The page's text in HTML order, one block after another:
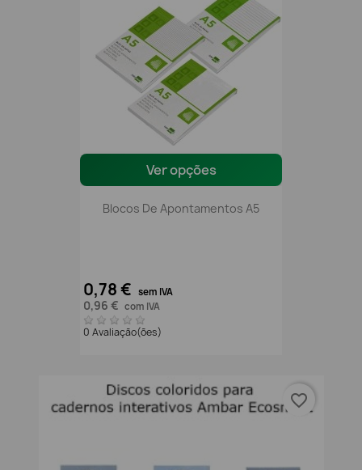
Ver opções
Blocos De Apontamentos A5
0,78 € sem IVA
0,96 € com IVA
0 Avaliação(ões)
favorite_border